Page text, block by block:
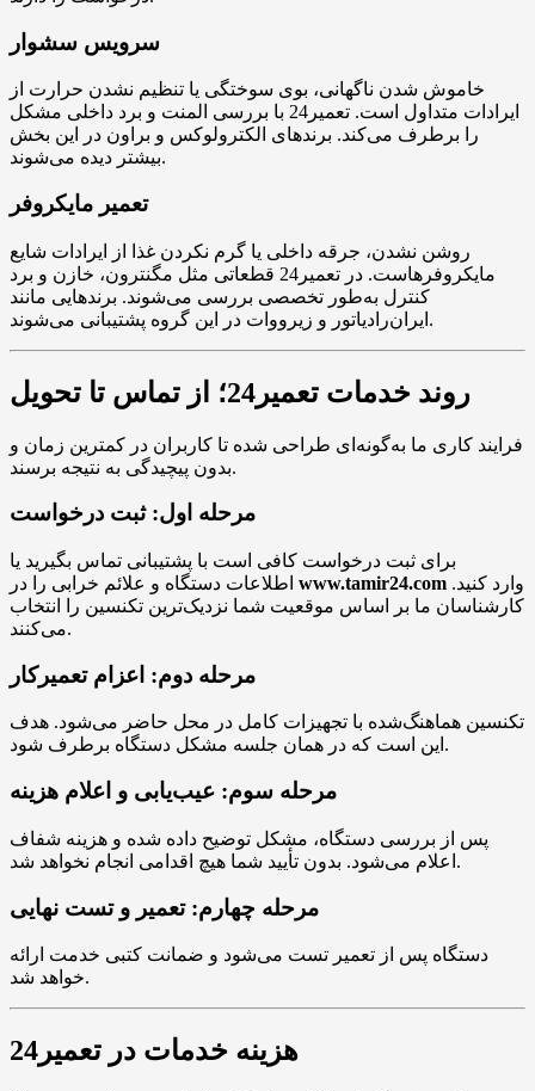
سرویس سشوار
خاموش شدن ناگهانی، بوی سوختگی یا تنظیم نشدن حرارت از
ایرادات متداول است. تعمیر24 با بررسی المنت و برد داخلی مشکل
را برطرف می‌کند. برندهای الکترولوکس و براون در این بخش
بیشتر دیده می‌شوند.
تعمیر مایکروفر
روشن نشدن، جرقه داخلی یا گرم نکردن غذا از ایرادات شایع
مایکروفرهاست. در تعمیر24 قطعاتی مثل مگنترون، خازن و برد
کنترل به‌طور تخصصی بررسی می‌شوند. برندهایی مانند
ایران‌رادیاتور و زیرووات در این گروه پشتیبانی می‌شوند.
روند خدمات تعمیر24؛ از تماس تا تحویل
فرایند کاری ما به‌گونه‌ای طراحی شده تا کاربران در کمترین زمان و
بدون پیچیدگی به نتیجه برسند.
مرحله اول: ثبت درخواست
برای ثبت درخواست کافی است با پشتیبانی تماس بگیرید یا
www.tamir24.com
کارشناسان ما بر اساس موقعیت شما نزدیک‌ترین تکنسین را انتخاب
می‌کنند.
مرحله دوم: اعزام تعمیرکار
تکنسین هماهنگ‌شده با تجهیزات کامل در محل حاضر می‌شود. هدف
این است که در همان جلسه مشکل دستگاه برطرف شود.
مرحله سوم: عیب‌یابی و اعلام هزینه
پس از بررسی دستگاه، مشکل توضیح داده شده و هزینه شفاف
اعلام می‌شود. بدون تأیید شما هیچ اقدامی انجام نخواهد شد.
مرحله چهارم: تعمیر و تست نهایی
دستگاه پس از تعمیر تست می‌شود و ضمانت کتبی خدمت ارائه
خواهد شد.
هزینه خدمات در تعمیر24